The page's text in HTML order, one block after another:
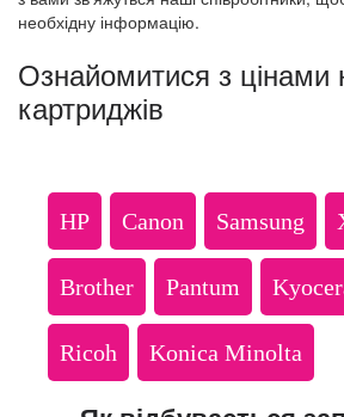
необхідну інформацію.
Ознайомитися з цінами
картриджів
HP Canon Samsung
Brother Pantum
Ricoh Konica Minolta